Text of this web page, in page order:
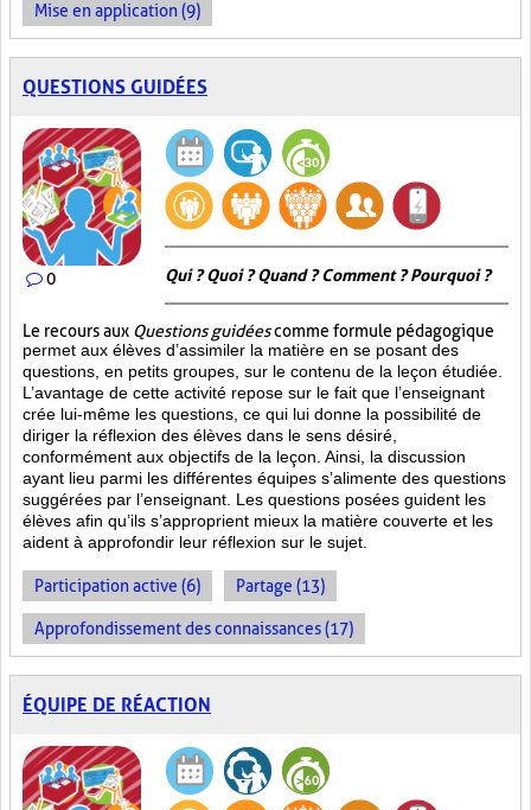
Mise en application (9)
QUESTIONS GUIDÉES
0 Qui ? Quoi ? Quand ? Comment ? Pourquoi ?
Le recours aux Questions guidéescomme formule pédagogique
permet aux élèves d’assimiler la matière en se posant des
questions, en petits groupes, sur le contenu de la leçon étudiée.
L’avantage de cette activité repose sur le fait que l’enseignant
crée lui-même les questions, ce qui lui donne la possibilité de
diriger la réflexion des élèves dans le sens désiré,
conformément aux objectifs de la leçon. Ainsi, la discussion
ayant lieu parmi les différentes équipes s’alimente des questions
suggérées par l’enseignant. Les questions posées guident les
élèves afin qu’ils s’approprient mieux la matière couverte et les
aident à approfondir leur réflexion sur le sujet.
Participation active (6) Partage (13)
Approfondissement des connaissances (17)
ÉQUIPE DE RÉACTION